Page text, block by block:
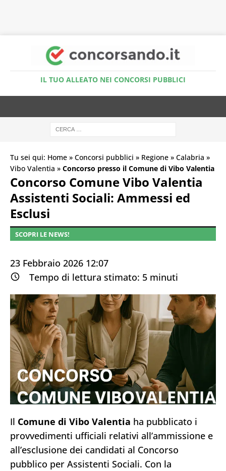
IL TUO ALLEATO NEI CONCORSI PUBBLICI
Tu sei qui: Home » Concorsi pubblici » Regione » Calabria »
Vibo Valentia » Concorso presso il Comune di Vibo Valentia
Concorso Comune Vibo Valentia
Assistenti Sociali: Ammessi ed
Esclusi
SCOPRI LE NEWS!
23 Febbraio 2026 12:07
Tempo di lettura stimato: 5 minuti
Il Comune di Vibo Valentia ha pubblicato i
provvedimenti ufficiali relativi all’ammissione e
all’esclusione dei candidati al Concorso
pubblico per Assistenti Sociali. Con la